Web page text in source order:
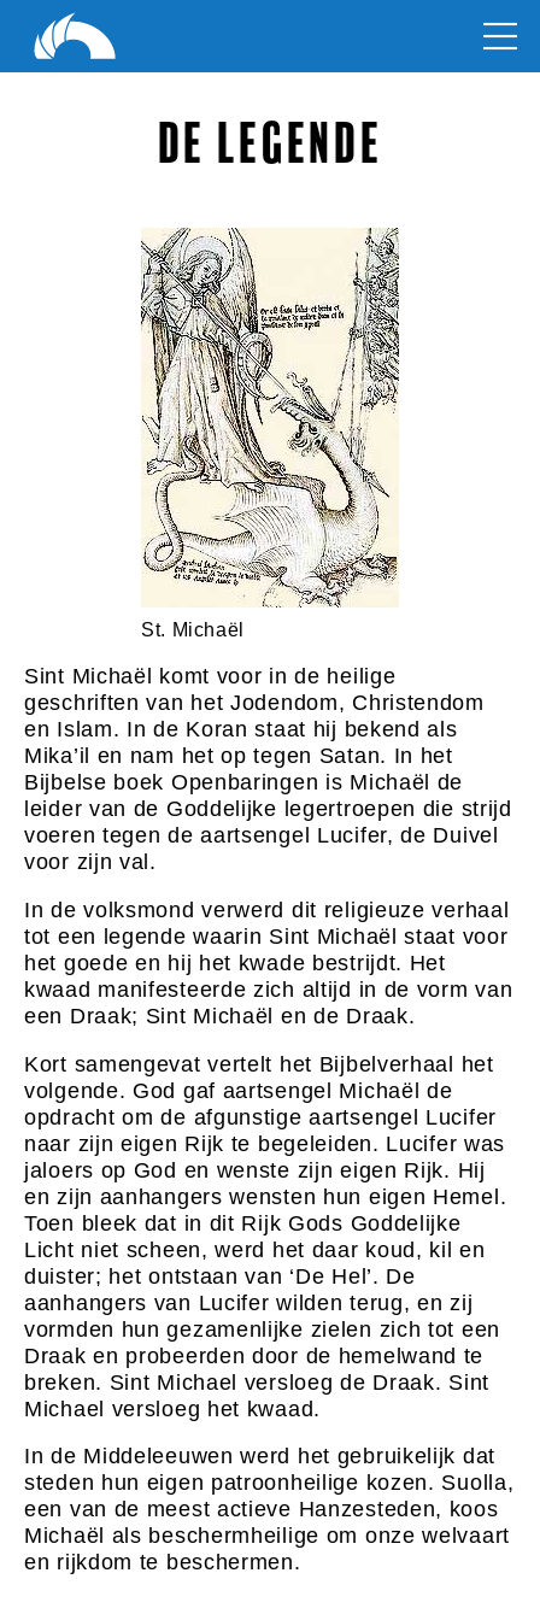
De Legende
St. Michaël
Sint Michaël komt voor in de heilige
geschriften van het Jodendom, Christendom
en Islam. In de Koran staat hij bekend als
Mika’il en nam het op tegen Satan. In het
Bijbelse boek Openbaringen is Michaël de
leider van de Goddelijke legertroepen die strijd
voeren tegen de aartsengel Lucifer, de Duivel
voor zijn val.
In de volksmond verwerd dit religieuze verhaal
tot een legende waarin Sint Michaël staat voor
het goede en hij het kwade bestrijdt. Het
kwaad manifesteerde zich altijd in de vorm van
een Draak; Sint Michaël en de Draak.
Kort samengevat vertelt het Bijbelverhaal het
volgende. God gaf aartsengel Michaël de
opdracht om de afgunstige aartsengel Lucifer
naar zijn eigen Rijk te begeleiden. Lucifer was
jaloers op God en wenste zijn eigen Rijk. Hij
en zijn aanhangers wensten hun eigen Hemel.
Toen bleek dat in dit Rijk Gods Goddelijke
Licht niet scheen, werd het daar koud, kil en
duister; het ontstaan van ‘De Hel’. De
aanhangers van Lucifer wilden terug, en zij
vormden hun gezamenlijke zielen zich tot een
Draak en probeerden door de hemelwand te
breken. Sint Michael versloeg de Draak. Sint
Michael versloeg het kwaad.
In de Middeleeuwen werd het gebruikelijk dat
steden hun eigen patroonheilige kozen. Suolla,
een van de meest actieve Hanzesteden, koos
Michaël als beschermheilige om onze welvaart
en rijkdom te beschermen.